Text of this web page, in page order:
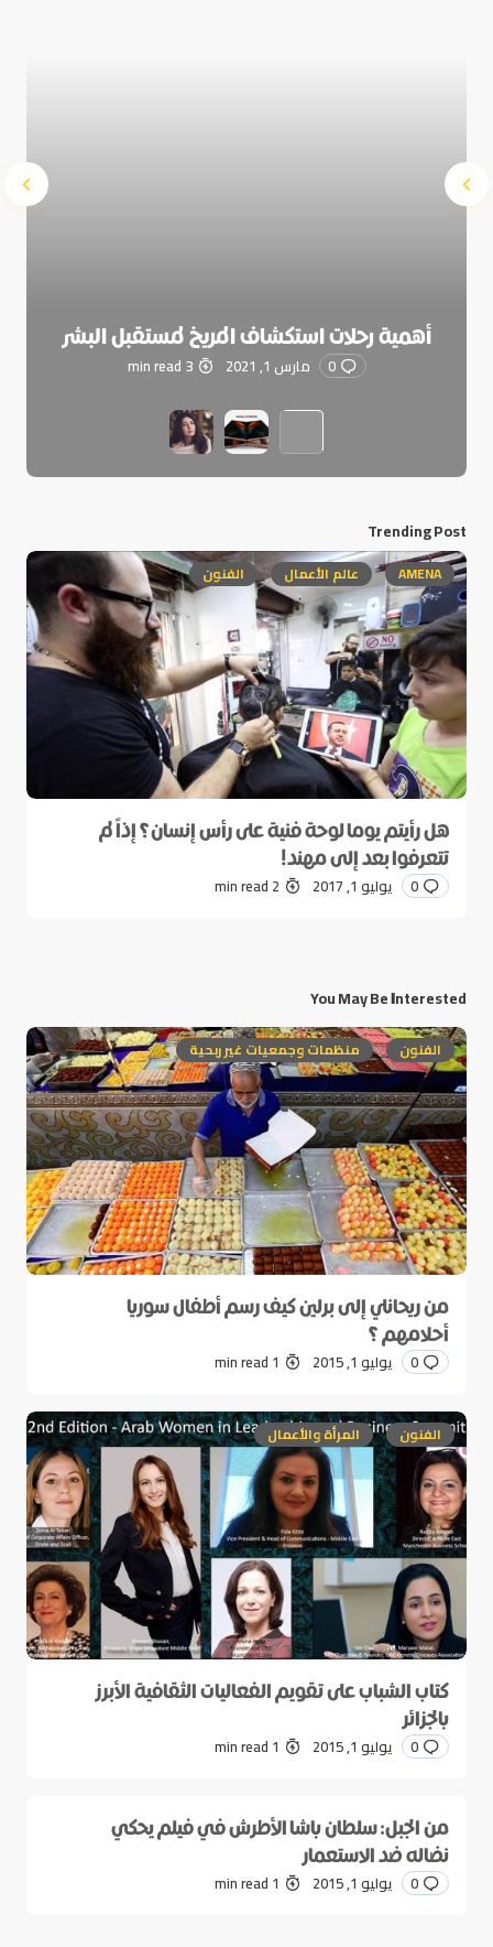
أهمية رحلات استكشاف المريخ لمستقبل البشر
0 مارس 1, 2021 3 min read
Trending Post
AMENA عالم الأعمال الفنون
هل رأيتم يوما لوحة فنية على رأس إنسان؟ إذاً لم
تتعرفوا بعد إلى مهند!
0 يوليو 1, 2017 2 min read
You May Be Interested
الفنون منظمات وجمعيات غير ربحية
من ريحانلي إلى برلين كيف رسم أطفال سوريا
أحلامهم ؟
0 يوليو 1, 2015 1 min read
الفنون المرأة والأعمال
كتاب الشباب على تقويم الفعاليات الثقافية الأبرز
بالجزائر
0 يوليو 1, 2015 1 min read
من الجبل: سلطان باشا الأطرش في فيلم يحكي
نضاله ضد الاستعمار
0 يوليو 1, 2015 1 min read